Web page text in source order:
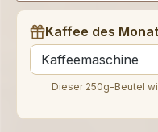
Kaffee des
auswählen
Dieser 250g-Beutel